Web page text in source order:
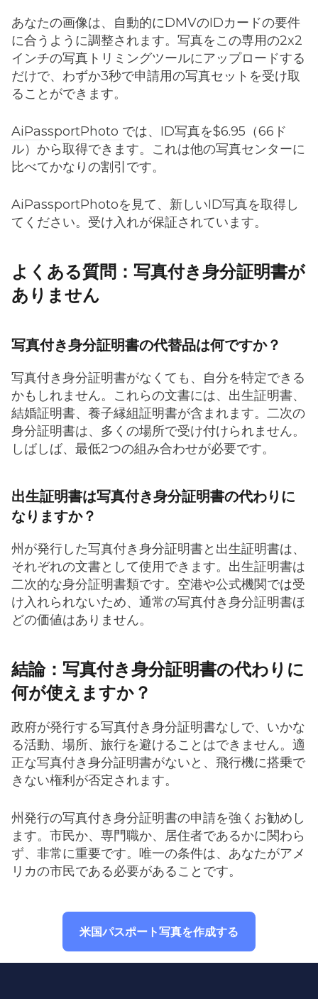
あなたの画像は、自動的にDMVのIDカードの要件
に合うように調整されます。写真をこの専用の2x2
インチの写真トリミングツールにアップロードする
だけで、わずか3秒で申請用の写真セットを受け取
ることができます。
AiPassportPhoto では、ID写真を$6.95（66ド
ル）から取得できます。これは他の写真センターに
比べてかなりの割引です。
AiPassportPhotoを見て、新しいID写真を取得し
てください。受け入れが保証されています。
よくある質問：写真付き身分証明書が
ありません
写真付き身分証明書の代替品は何ですか？
写真付き身分証明書がなくても、自分を特定できる
かもしれません。これらの文書には、出生証明書、
結婚証明書、養子縁組証明書が含まれます。二次の
身分証明書は、多くの場所で受け付けられません。
しばしば、最低2つの組み合わせが必要です。
出生証明書は写真付き身分証明書の代わりに
なりますか？
州が発行した写真付き身分証明書と出生証明書は、
それぞれの文書として使用できます。出生証明書は
二次的な身分証明書類です。空港や公式機関では受
け入れられないため、通常の写真付き身分証明書ほ
どの価値はありません。
結論：写真付き身分証明書の代わりに
何が使えますか？
政府が発行する写真付き身分証明書なしで、いかな
る活動、場所、旅行を避けることはできません。適
正な写真付き身分証明書がないと、飛行機に搭乗で
きない権利が否定されます。
州発行の写真付き身分証明書の申請を強くお勧めし
ます。市民か、専門職か、居住者であるかに関わら
ず、非常に重要です。唯一の条件は、あなたがアメ
リカの市民である必要があることです。
米国パスポート写真を作成する